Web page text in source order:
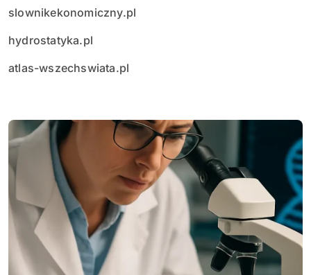
slownikekonomiczny.pl
hydrostatyka.pl
atlas-wszechswiata.pl